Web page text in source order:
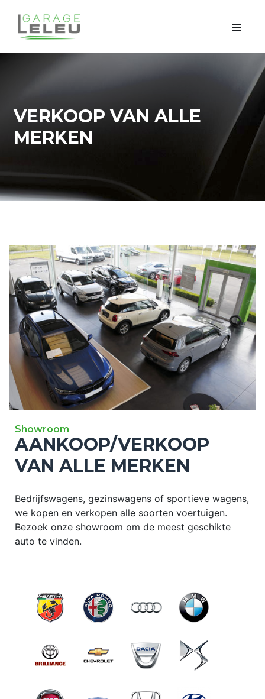
VERKOOP VAN ALLE
MERKEN
Showroom
AANKOOP/VERKOOP
VAN ALLE MERKEN
Bedrijfswagens, gezinswagens of sportieve wagens,
we kopen en verkopen alle soorten voertuigen.
Bezoek onze showroom om de meest geschikte
auto te vinden.